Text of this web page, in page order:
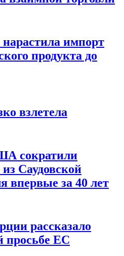
импорт
продукта до
взлетела
сократили
Саудовской
впервые за 40 лет
рассказало
просьбе ЕС